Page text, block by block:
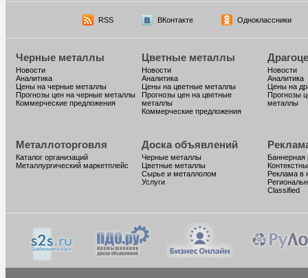
RSS ВКонтакте Одноклассники
Черные металлы
Новости
Аналитика
Цены на черные металлы
Прогнозы цен на черные металлы
Коммерческие предложения
Цветные металлы
Новости
Аналитика
Цены на цветные металлы
Прогнозы цен на цветные
металлы
Коммерческие предложения
Новости
Аналитика
Цены на
Прогнозы
металлы
Металлоторговля
Каталог организаций
Металлургический маркетплейс
Доска объявлений
Черные металлы
Цветные металлы
Сырье и металлолом
Услуги
Баннерная
Реклама в
Classified